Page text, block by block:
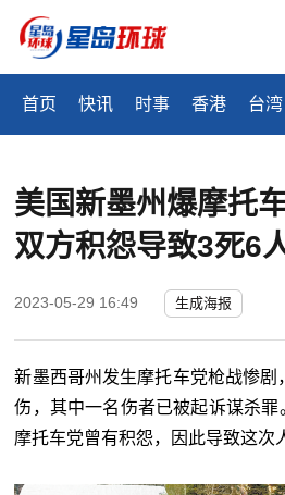
首页 快讯 时事 香港 台湾
美国新墨州爆摩托
双方积怨导致3死6
2023-05-29 16:49 生成海报
新墨西哥州发生摩托车党枪战惨剧
伤，其中一名伤者已被起诉谋杀
摩托车党曾有积怨，因此导致这次